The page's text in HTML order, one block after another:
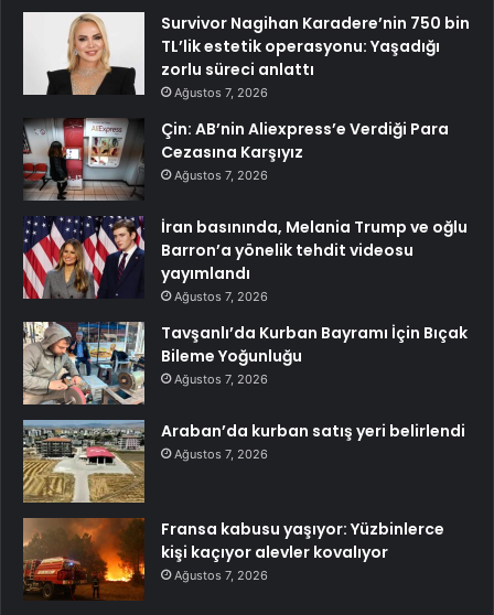
Survivor Nagihan Karadere’nin 750 bin
TL’lik estetik operasyonu: Yaşadığı
zorlu süreci anlattı
Ağustos 7, 2026
Çin: AB’nin Aliexpress’e Verdiği Para
Cezasına Karşıyız
Ağustos 7, 2026
İran basınında, Melania Trump ve oğlu
Barron’a yönelik tehdit videosu
yayımlandı
Ağustos 7, 2026
Tavşanlı’da Kurban Bayramı İçin Bıçak
Bileme Yoğunluğu
Ağustos 7, 2026
Araban’da kurban satış yeri belirlendi
Ağustos 7, 2026
Fransa kabusu yaşıyor: Yüzbinlerce
kişi kaçıyor alevler kovalıyor
Ağustos 7, 2026